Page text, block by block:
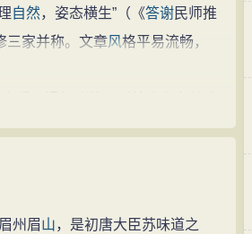
自然，姿态横生”（《答谢民师推
三家并称。文章风格平易流畅，
，漫衍浩荡，则其波亦
。
州眉山，是初唐大臣苏味道之